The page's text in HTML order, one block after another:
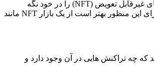
علاوه بر بررسی موجودی توکن‌های معمولی یک آدرس، میتوانید به سادگی با پیمایش در منوی کشویی «Token:» ببینید که یک آدرس (در صورت وجود) کدام توکن های غیرقابل تعویض (NFT) را در خود نگه
میدارد. NFT ها معمولاً در پایین لیست قرار میگیرند. متأسفانه، اکثر مرورگر ها، آثار هنری یا سایر داده های بصری/صوتی/تعاملی مرتبط با NFT را نشان نمیدهند. برای این منظور بهتر است از یک بازار NFT مانند
که چه تراکنش هایی در آن وجود دارد و